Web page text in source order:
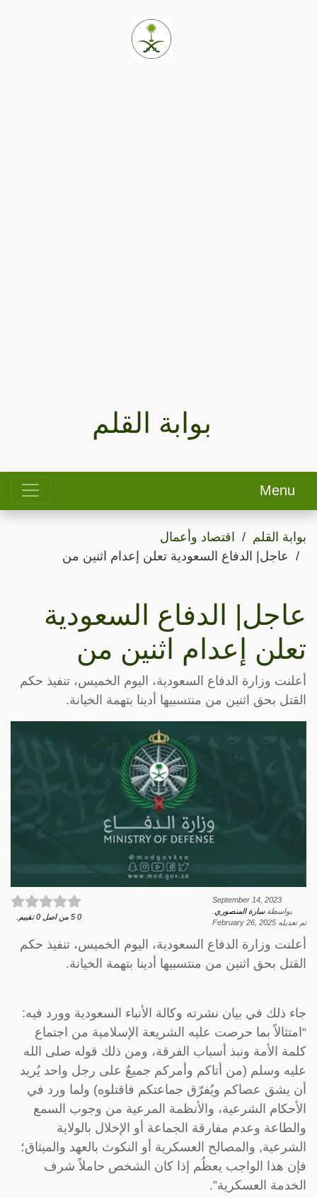
بوابة القلم
Menu
بوابة القلم
اقتصاد وأعمال
عاجل| الدفاع السعودية تعلن إعدام اثنين من
عاجل| الدفاع السعودية
تعلن إعدام اثنين من
أعلنت وزارة الدفاع السعودية، اليوم الخميس، تنفيذ حكم
القتل بحق اثنين من منتسبيها أدينا بتهمة الخيانة.
September 14, 2023
بواسطةسارة المنصوري
تم تعديله February 26, 2025
0
5 من اصل 0 تقييم.
أعلنت وزارة الدفاع السعودية، اليوم الخميس، تنفيذ حكم
القتل بحق اثنين من منتسبيها أدينا بتهمة الخيانة.
جاء ذلك في بيان نشرته وكالة الأنباء السعودية وورد فيه:
“امتثالاً بما حرصت عليه الشريعة الإسلامية من اجتماع
كلمة الأمة ونبذ أسباب الفرقة، ومن ذلك قوله صلى الله
عليه وسلم (من أتاكم وأمركم جميعٌ على رجل واحد يُريد
أن يشق عصاكم ويُفرّق جماعتكم فاقتلوه) ولما ورد في
الأحكام الشرعية، والأنظمة المرعية من وجوب السمع
والطاعة وعدم مفارقة الجماعة أو الإخلال بالولاية
الشرعية, والمصالح العسكرية أو النكوث بالعهد والميثاق؛
فإن هذا الواجب يعظُم إذا كان الشخص حاملاً شرف
الخدمة العسكرية”.